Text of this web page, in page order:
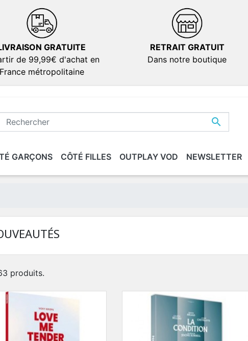
GRATUITE
de 99,99€ d'achat en
métropolitaine
RETRAIT GRATUIT
Dans notre boutique

GARÇONS
SÉRIES DOCUMENTAIRES VERSION FRANÇAISE
CÔTÉ FILLES
SÉRIES DOCUMENTAIRES VERSION FRANÇAISE
OUTPLAY VOD NEWSLETTER
produits.